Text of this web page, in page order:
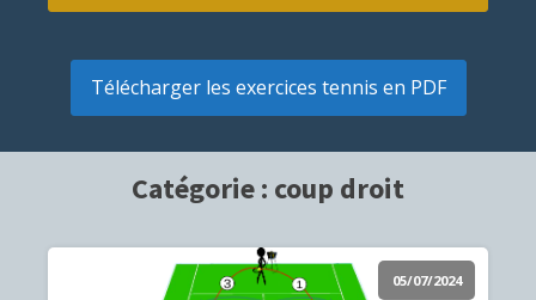
Télécharger les exercices tennis en PDF
Catégorie : coup droit
05/07/2024